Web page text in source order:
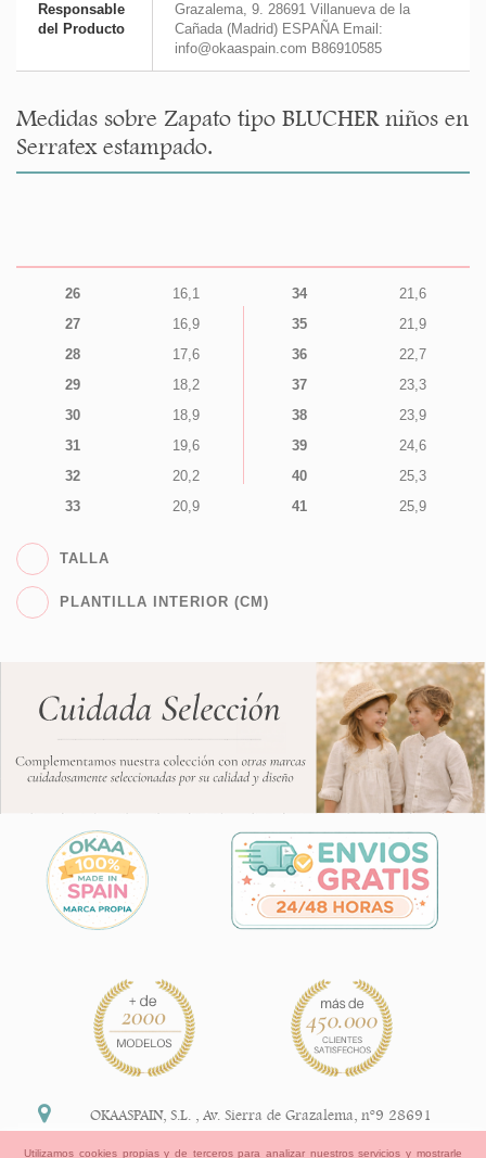
Responsable
del Producto
Grazalema, 9. 28691 Villanueva de la
Cañada (Madrid) ESPAÑA Email:
info@okaaspain.com B86910585
Medidas sobre Zapato tipo BLUCHER niños en
Serratex estampado.
26
16,1
27
16,9
28
17,6
29
18,2
30
18,9
31
19,6
32
20,2
33
20,9
34
21,6
35
21,9
36
22,7
37
23,3
38
23,9
39
24,6
40
25,3
41
25,9
TALLA
PLANTILLA INTERIOR (CM)
OKAASPAIN, S.L. ,Av. Sierra de Grazalema, nº9 28691
Utilizamos cookies propias y de terceros para analizar nuestros servicios y mostrarle